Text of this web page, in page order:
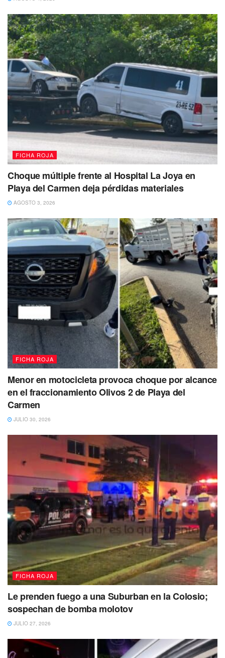
zona se encuentra cerrada por las diligencias que realizan
los elementos policiacos.
Te puede interesar Leer
FICHA ROJA
Choque múltiple frente al Hospital La Joya en
Playa del Carmen deja pérdidas materiales
AGOSTO 3, 2026
FICHA ROJA
Menor en motocicleta provoca choque por alcance
en el fraccionamiento Olivos 2 de Playa del
Carmen
JULIO 30, 2026
FICHA ROJA
Le prenden fuego a una Suburban en la Colosio;
sospechan de bomba molotov
JULIO 27, 2026